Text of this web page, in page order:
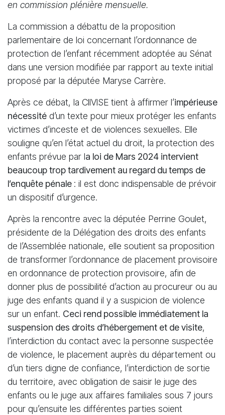
en commission plénière mensuelle.
La commission a débattu de la proposition
parlementaire de loi concernant l’ordonnance de
protection de l’enfant récemment adoptée au Sénat
dans une version modifiée par rapport au texte initial
proposé par la députée Maryse Carrère.
Après ce débat, la CllVlSE tient à affirmer l’impérieuse
nécessité d’un texte pour mieux protéger les enfants
victimes d’inceste et de violences sexuelles. Elle
souligne qu’en l’état actuel du droit, la protection des
enfants prévue par la loi de Mars 2024 intervient
beaucoup trop tardivement au regard du temps de
l’enquête pénale : il est donc indispensable de prévoir
un dispositif d’urgence.
Après la rencontre avec la députée Perrine Goulet,
présidente de la Délégation des droits des enfants
de l’Assemblée nationale, elle soutient sa proposition
de transformer l’ordonnance de placement provisoire
en ordonnance de protection provisoire, afin de
donner plus de possibilité d’action au procureur ou au
juge des enfants quand il y a suspicion de violence
sur un enfant. Ceci rend possible immédiatement la
suspension des droits d’hébergement et de visite,
l’interdiction du contact avec la personne suspectée
de violence, le placement auprès du département ou
d’un tiers digne de confiance, l’interdiction de sortie
du territoire, avec obligation de saisir le juge des
enfants ou le juge aux affaires familiales sous 7 jours
pour qu’ensuite les différentes parties soient